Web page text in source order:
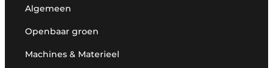
Algemeen
Openbaar groen
Machines & Materieel